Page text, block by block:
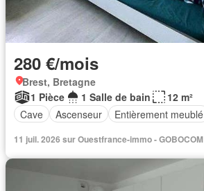
280 €/mois
Brest, Bretagne
1 Pièce
1 Salle de bain
12 m²
Cave
Ascenseur Entièrement meublé
11 juil. 2026 sur Ouestfrance-immo - GOBOCOM